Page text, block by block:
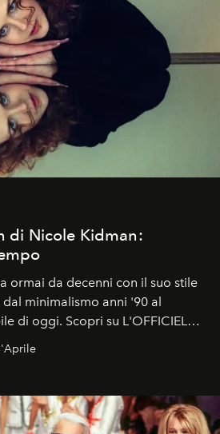
di Nicole Kidman:
ormai da decenni con il suo stile
minimalismo anni '90 al
di oggi. Scopri su L'OFFICIEL